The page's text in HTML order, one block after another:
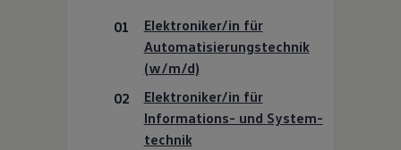
Elektroniker/in für
Automatisie­rungstechnik
(w/m/d)
Elektroniker/in für
Informations- und System­
technik